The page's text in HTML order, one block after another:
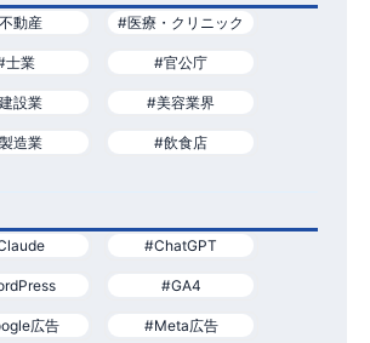
動産 #医療・クリニック
士業 #官公庁
設業 #美容業界
造業 #飲食店
#ChatGPT
#GA4
広告 #Meta広告